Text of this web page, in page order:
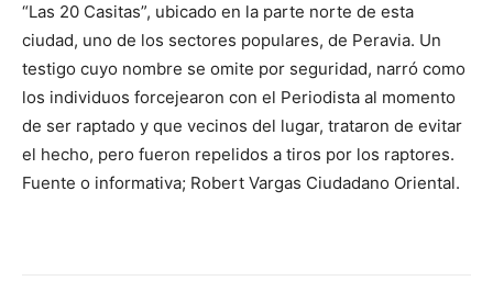
“Las 20 Casitas”, ubicado en la parte norte de esta
ciudad, uno de los sectores populares, de Peravia. Un
testigo cuyo nombre se omite por seguridad, narró como
los individuos forcejearon con el Periodista al momento
de ser raptado y que vecinos del lugar, trataron de evitar
el hecho, pero fueron repelidos a tiros por los raptores.
Fuente o informativa; Robert Vargas Ciudadano Oriental.